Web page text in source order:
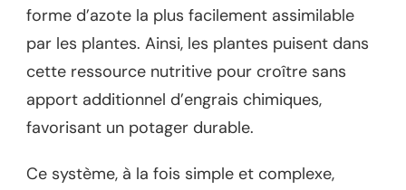
forme d’azote la plus facilement assimilable
par les plantes. Ainsi, les plantes puisent dans
cette ressource nutritive pour croître sans
apport additionnel d’engrais chimiques,
favorisant un potager durable.
Ce système, à la fois simple et complexe,